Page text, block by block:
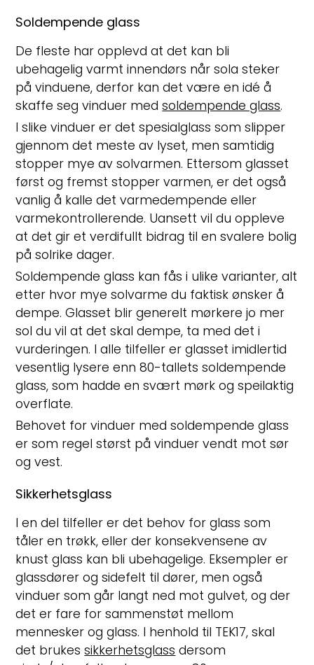
Soldempende glass
De fleste har opplevd at det kan bli
ubehagelig varmt innendørs når sola steker
på vinduene, derfor kan det være en idé å
skaffe seg vinduer medsoldempende glass.
I slike vinduer er det spesialglass som slipper
gjennom det meste av lyset, men samtidig
stopper mye av solvarmen. Ettersom glasset
først og fremst stopper varmen, er det også
vanlig å kalle det varmedempende eller
varmekontrollerende. Uansett vil du oppleve
at det gir et verdifullt bidrag til en svalere bolig
på solrike dager.
Soldempende glass kan fås i ulike varianter, alt
etter hvor mye solvarme du faktisk ønsker å
dempe. Glasset blir generelt mørkere jo mer
sol du vil at det skal dempe, ta med det i
vurderingen. I alle tilfeller er glasset imidlertid
vesentlig lysere enn 80-tallets soldempende
glass, som hadde en svært mørk og speilaktig
overflate.
Behovet for vinduer med soldempende glass
er som regel størst på vinduer vendt mot sør
og vest.
Sikkerhetsglass
I en del tilfeller er det behov for glass som
tåler en trøkk, eller der konsekvensene av
knust glass kan bli ubehagelige. Eksempler er
glassdører og sidefelt til dører, men også
vinduer som går langt ned mot gulvet, og der
det er fare for sammenstøt mellom
mennesker og glass. I henhold til TEK17, skal
det brukessikkerhetsglass dersom